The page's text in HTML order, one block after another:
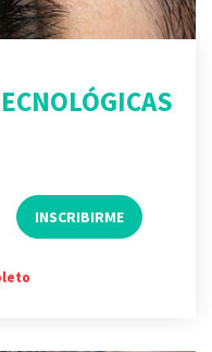
INSCRIBIRME